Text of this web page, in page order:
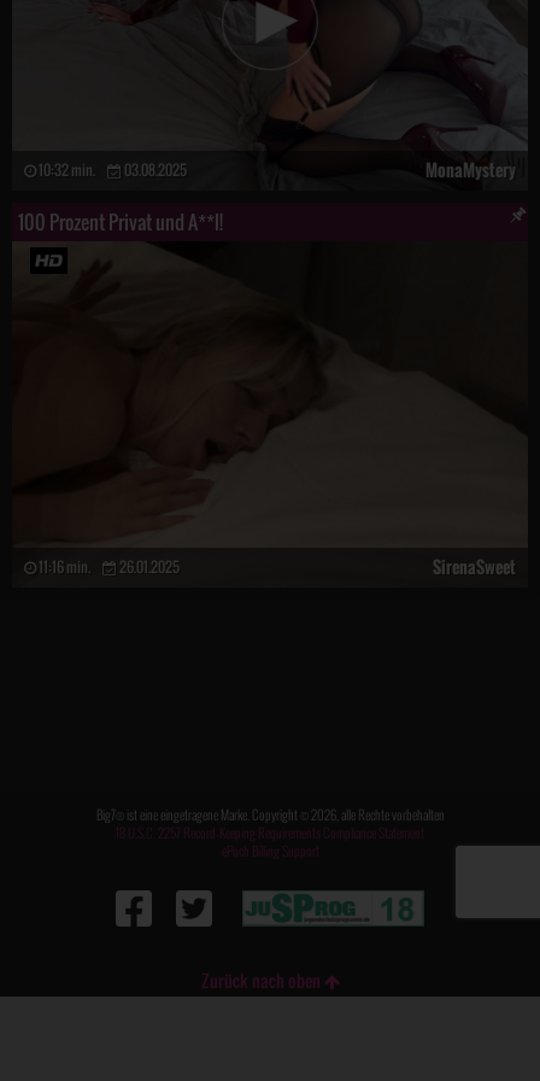
10:32 min. 03.08.2025 MonaMystery
100 Prozent Privat und A**l!
11:16 min. 26.01.2025 SirenaSweet
Big7® ist eine eingetragene Marke. Copyright © 2026, alle Rechte vorbehalten
18 U.S.C. 2257 Record-Keeping Requirements Compliance Statement
ePoch Billing Support
Zurück nach oben